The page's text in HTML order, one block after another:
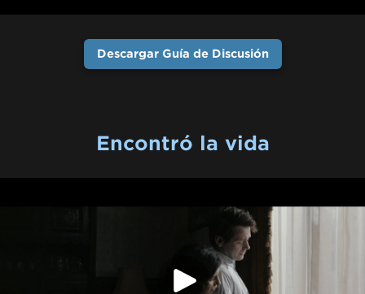
Descargar Guía de Discusión
Encontró la vida